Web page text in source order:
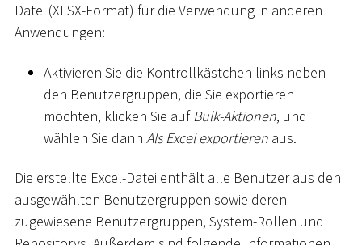
Datei (XLSX-Format) für die Verwendung in anderen
Anwendungen:
Aktivieren Sie die Kontrollkästchen links neben
den Benutzergruppen, die Sie exportieren
möchten, klicken Sie aufBulk-Aktionen, und
wählen Sie dann Als Excel exportieren aus.
Die erstellte Excel-Datei enthält alle Benutzer aus den
ausgewählten Benutzergruppen sowie deren
zugewiesene Benutzergruppen, System-Rollen und